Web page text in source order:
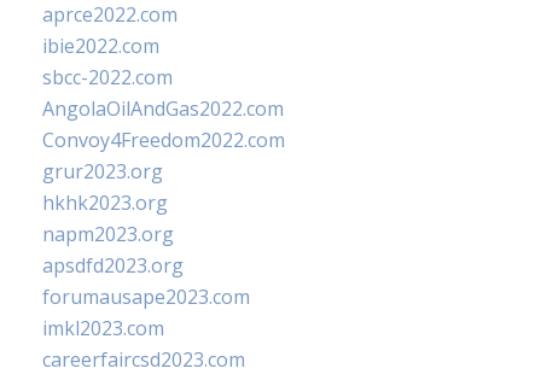
aprce2022.com
ibie2022.com
sbcc-2022.com
AngolaOilAndGas2022.com
Convoy4Freedom2022.com
grur2023.org
hkhk2023.org
napm2023.org
apsdfd2023.org
forumausape2023.com
imkl2023.com
careerfaircsd2023.com